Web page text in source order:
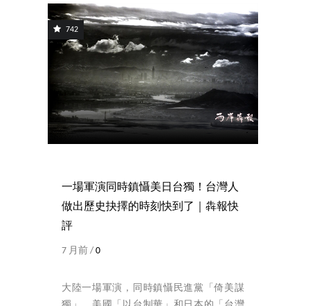
742
一場軍演同時鎮懾美日台獨！台灣人
做出歷史抉擇的時刻快到了｜犇報快
評
7 月前 / 0
大陸一場軍演，同時鎮懾民進黨「倚美謀